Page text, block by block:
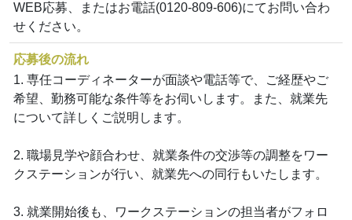
WEB応募、またはお電話(0120-809-606)にてお問い合わ
せください。
応募後の流れ
1. 専任コーディネーターが面談や電話等で、ご経歴やご
希望、勤務可能な条件等をお伺いします。また、就業先
について詳しくご説明します。
2. 職場見学や顔合わせ、就業条件の交渉等の調整をワー
クステーションが行い、就業先への同行もいたします。
3. 就業開始後も、ワークステーションの担当者がフォロ